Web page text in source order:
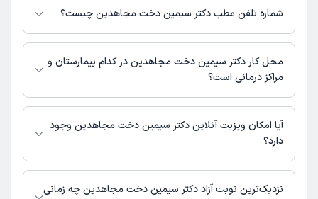
دخت مجاهدین به شرح زیر است.
شماره تلفن مطب دکتر سیمین دخت مجاهدین چیست؟
مطب گیشا : 02188269509
محل کار دکتر سیمین دخت مجاهدین در کدام بیمارستان و
مراکز درمانی است؟
اطلاعاتی درباره محل فعالیت دکتر سیمین دخت مجاهدین در مراکز درمانی در
دسترس نیست.
آیا امکان ویزیت آنلاین دکتر سیمین دخت مجاهدین وجود
دارد؟
در حال حاضر اطلاعاتی درباره ارائه ویزیت آنلاین توسط دکتر سیمین دخت
مجاهدین در دسترس نیست. برای دریافت اطلاعات دقیق‌تر، لطفاً با مطب تماس
نزدیک‌ترین نوبت آزاد دکتر سیمین دخت مجاهدین چه زمانی